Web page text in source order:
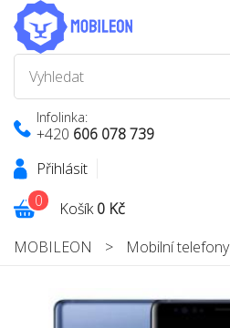
Infolinka:
+420 606 078 739
Přihlásit
Košík0 Kč
0
MOBILEON > Mobilní telefony